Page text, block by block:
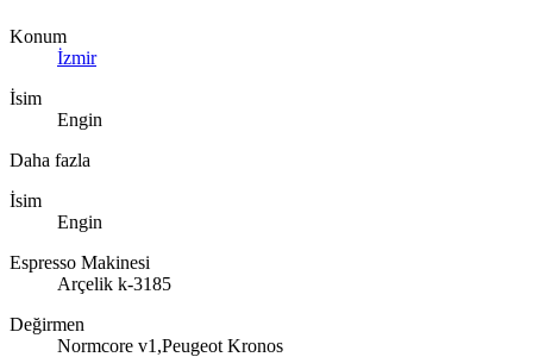
Konum
İzmir
İsim
Engin
Daha fazla
İsim
Engin
Espresso Makinesi
Arçelik k-3185
Değirmen
Normcore v1,Peugeot Kronos